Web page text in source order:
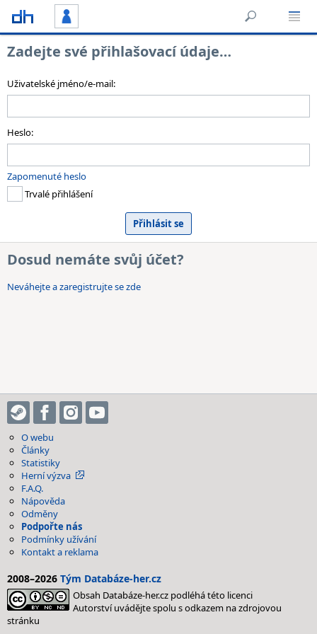
Zadejte své přihlašovací údaje…
Uživatelské jméno/e-mail:
Heslo:
Zapomenuté heslo
Trvalé přihlášení
Dosud nemáte svůj účet?
Neváhejte a zaregistrujte se zde
O webu
Články
Statistiky
Herní výzva
F.A.Q.
Nápověda
Odměny
Podpořte nás
Podmínky užívání
Kontakt a reklama
2008–2026 Tým Databáze-her.cz
Obsah Databáze-her.cz podléhá této licenci
Autorství uvádějte spolu s odkazem na zdrojovou
stránku